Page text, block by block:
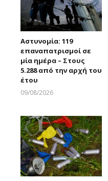
Αστυνομία: 119
επαναπατρισμοί σε
μία ημέρα – Στους
5.288 από την αρχή του
έτου
09/08/2026